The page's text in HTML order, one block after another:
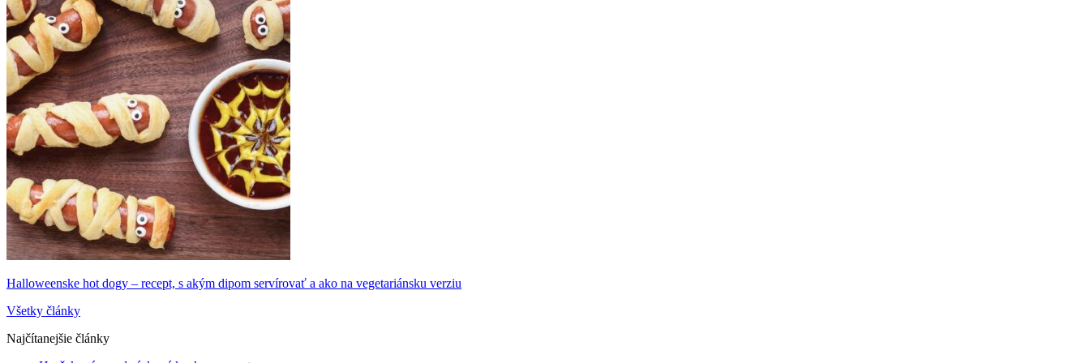
Halloweenske hot dogy – recept, s akým dipom servírovať a ako na vegetariánsku verziu
Všetky články
Najčítanejšie články